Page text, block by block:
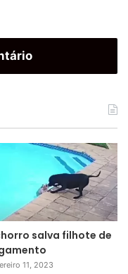
salva filhote de
11, 2023